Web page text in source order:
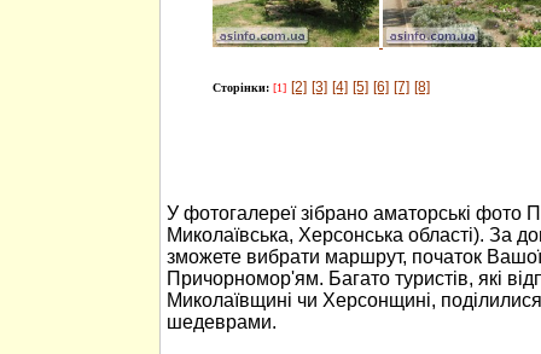
Сторінки: [1] [2] [3] [4] [5] [6] [7] [8]
У фотогалереї зібрано аматорські фото
Миколаївська, Херсонська області). За
зможете вибрати маршрут, початок
Причорномор'ям. Багато туристів, які
Миколаївщині чи Херсонщині,
шедеврами.